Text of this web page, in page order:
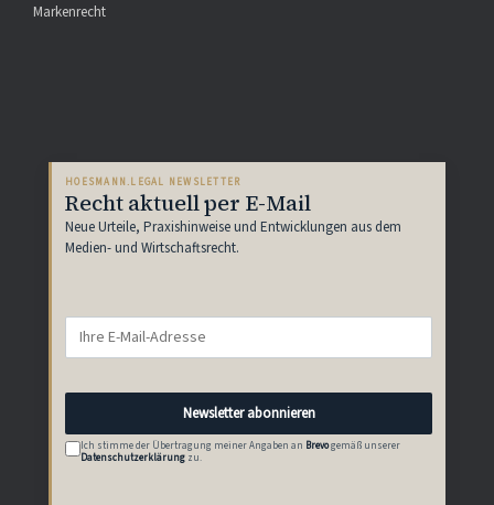
Markenrecht
HOESMANN.LEGAL NEWSLETTER
Recht aktuell per E-Mail
Neue Urteile, Praxishinweise und Entwicklungen aus dem
Medien- und Wirtschaftsrecht.
Newsletter abonnieren
Ich stimme der Übertragung meiner Angaben an Brevogemäß unserer
Datenschutzerklärung zu.